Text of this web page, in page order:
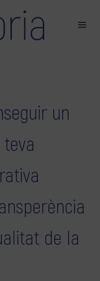
un
de la